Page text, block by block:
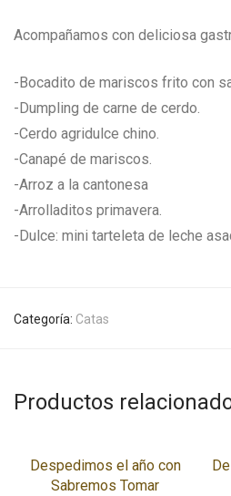
Acompañamos con deliciosa
-Bocadito de mariscos frito con
-Dumpling de carne de cerdo.
-Cerdo agridulce chino.
-Canapé de mariscos.
-Arroz a la cantonesa
-Arrolladitos primavera.
-Dulce: mini tarteleta de leche
Categoría: Catas
Productos
Despedimos el año con
Sabremos Tomar